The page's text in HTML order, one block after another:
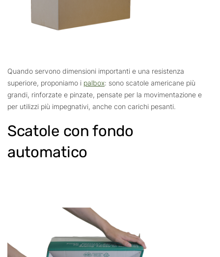
Quando servono dimensioni importanti e una resistenza
superiore, proponiamo i palbox: sono scatole americane più
grandi, rinforzate e pinzate, pensate per la movimentazione e
per utilizzi più impegnativi, anche con carichi pesanti.
Scatole con fondo
automatico